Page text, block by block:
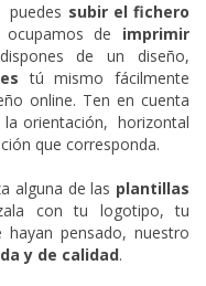
puedes subir el fichero
de imprimir
de un diseño,
tú mismo fácilmente
online. Ten en cuenta
orientación, horizontal
que corresponda.
alguna de las plantillas
con tu logotipo, tu
pensado, nuestro
y de calidad.